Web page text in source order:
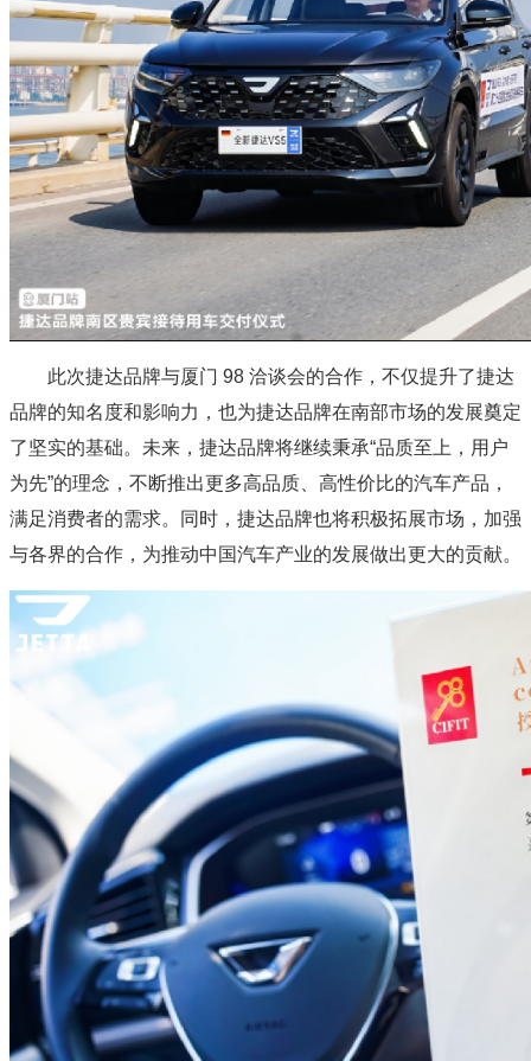
此次捷达品牌与厦门 98 洽谈会的合作，不仅提升了捷达
品牌的知名度和影响力，也为捷达品牌在南部市场的发展奠定
了坚实的基础。未来，捷达品牌将继续秉承“品质至上，用户
为先”的理念，不断推出更多高品质、高性价比的汽车产品，
满足消费者的需求。同时，捷达品牌也将积极拓展市场，加强
与各界的合作，为推动中国汽车产业的发展做出更大的贡献。